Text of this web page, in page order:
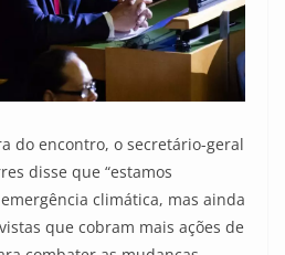
do encontro, o secretário-geral
disse que “estamos
climática, mas ainda
que cobram mais ações de